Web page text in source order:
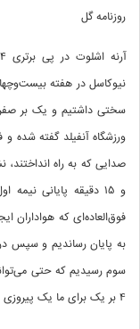
روزنامه گل
سختی داشتیم و یک بر صفر
ورزشگاه آنفیلد گفته شده و
صدایی که به راه انداختند،
و 15 دقیقه پایانی
به پایان رساندیم و سپس
سوم رسیدیم که حتی
4 بر یک برای ما یک پیروزی عالی به شمار می‌رود.